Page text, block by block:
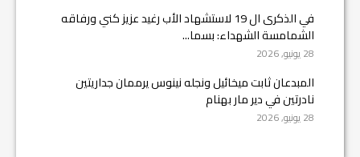
في الذكرى ال 19 لاستشهاد الأب رغيد عزيز كني ورفاقه
الشمامسة الشهداء: بسما...
28 يونيو, 2026
المبدعان ثابت ميخائيل ونجله نينوس يرممان جداريتين
نادرتين في دير مار بهنام
28 يونيو, 2026